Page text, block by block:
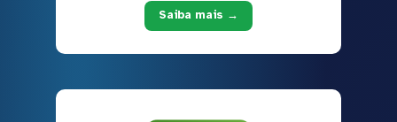
Saiba mais →